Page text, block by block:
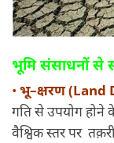
भूमि संसाधनों से
• भू–क्षरण
गति से उपयोग होने
वैश्विक स्तर पर